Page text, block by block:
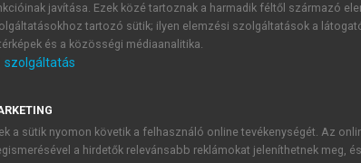
javítása. Ezek közé tartoznak a harmadik féltől származó
tartozó sütik; ilyen elemzési szolgáltatások a
és a közösségi médiaanalitika.
szolgáltatás
a sütik nyomon követik a felhasználó online tevékenységét. Az
a hirdetők relevánsabb reklámokat jeleníthetnek meg,